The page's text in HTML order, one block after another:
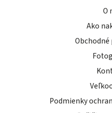
O
Ako
Podmienky